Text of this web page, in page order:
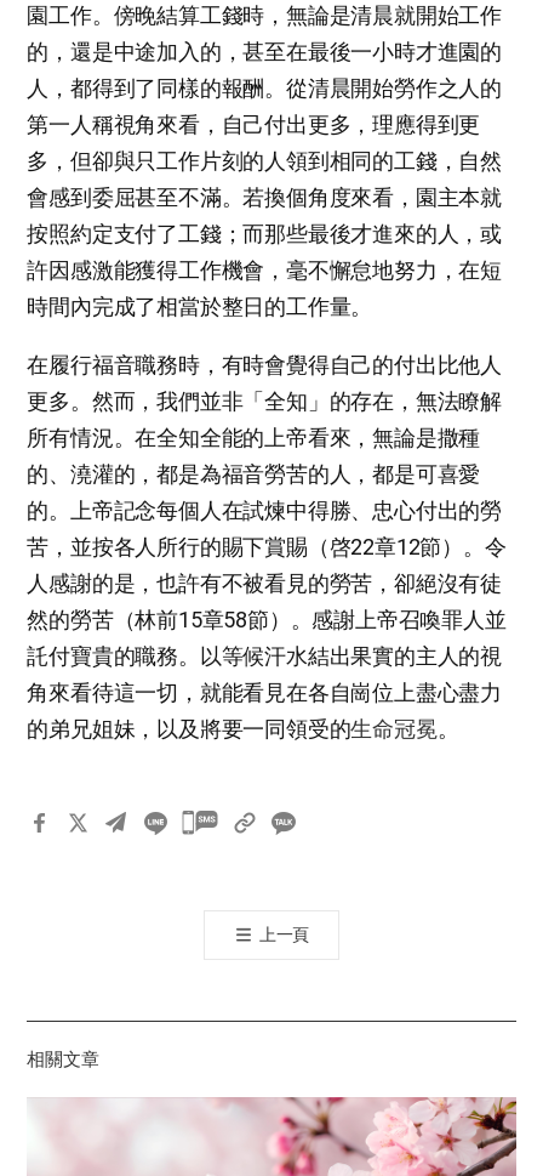
園工作。傍晚結算工錢時，無論是清晨就開始工作
的，還是中途加入的，甚至在最後一小時才進園的
人，都得到了同樣的報酬。從清晨開始勞作之人的
第一人稱視角來看，自己付出更多，理應得到更
多，但卻與只工作片刻的人領到相同的工錢，自然
會感到委屈甚至不滿。若換個角度來看，園主本就
按照約定支付了工錢；而那些最後才進來的人，或
許因感激能獲得工作機會，毫不懈怠地努力，在短
時間內完成了相當於整日的工作量。
在履行福音職務時，有時會覺得自己的付出比他人
更多。然而，我們並非「全知」的存在，無法瞭解
所有情況。在全知全能的上帝看來，無論是撒種
的、澆灌的，都是為福音勞苦的人，都是可喜愛
的。上帝記念每個人在試煉中得勝、忠心付出的勞
苦，並按各人所行的賜下賞賜（啓22章12節）。令
人感謝的是，也許有不被看見的勞苦，卻絕沒有徒
然的勞苦（林前15章58節）。感謝上帝召喚罪人並
託付寶貴的職務。以等候汗水結出果實的主人的視
角來看待這一切，就能看見在各自崗位上盡心盡力
的弟兄姐妹，以及將要一同領受的生命冠冕。
카
톡
공
기
上一頁
相關文章